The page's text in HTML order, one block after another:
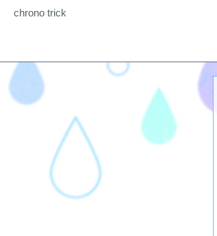
chrono trick